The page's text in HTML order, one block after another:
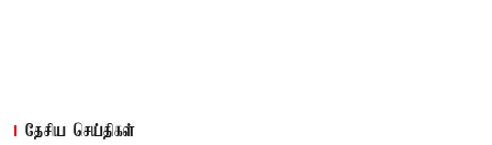
தேசிய செய்திகள்